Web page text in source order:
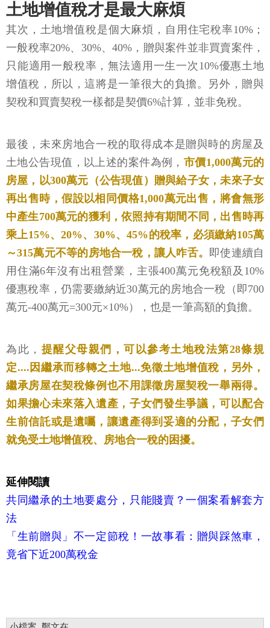
土地增值稅才是最大麻煩
其次，土地增值稅是個大麻煩，自用住宅稅率10%；
一般稅率20%、30%、40%，贈與案件並非買賣案件，
只能適用一般稅率，無法適用一生一次10%優惠土地
增值稅，所以，這將是一筆很大的負擔。另外，贈與
契稅和買賣契稅一樣都是契價6%計算，並非免稅。
最後，未來房地合一稅的取得成本是贈與時的房屋及
土地公告現值，以上述的案件為例， 市價1,000萬元的
房屋，以300萬元（公告現值）贈與給子女，未來子女
再出售時，假設以相同價格1,000萬元出售，將會無形
中產生700萬元的獲利，依照持有期間不同，出售時再
乘上15%、20%、30%、45%的稅率，必須繳納105萬
～315萬元不等的房地合一稅，讓人咋舌。 即使連續自
用住滿6年沒有出租營業，主張400萬元免稅額及10%
優惠稅率，仍需要繳納近30萬元的房地合一稅（即700
萬元-400萬元=300元×10%），也是一筆高額的負擔。
為此， 提醒父母親們，可以參考土地稅法第28條規
定....因繼承而移轉之土地...免徵土地增值稅，另外，
繼承房屋在契稅條例也不用課徵房屋契稅一舉兩得。
如果擔心未來落入遺產，子女們發生爭議，可以配合
生前信託或是遺囑，讓遺產得到妥適的分配，子女們
就免受土地增值稅、房地合一稅的困擾。
延伸閱讀
共同繼承的土地要處分，只能賤賣？一個案看解套方
法
「生前贈與」不一定節稅！一故事看：贈與踩煞車，
竟省下近200萬稅金